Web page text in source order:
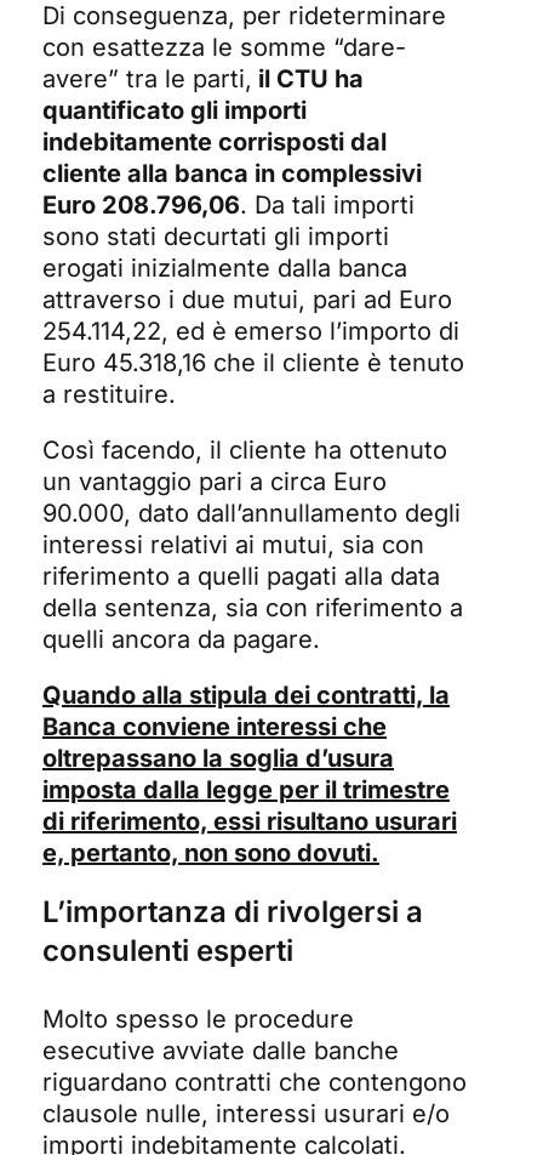
Di conseguenza, per rideterminare
con esattezza le somme “dare-
avere” tra le parti, il CTU ha
quantificato gli importi
indebitamente corrisposti dal
cliente alla banca in complessivi
Euro 208.796,06. Da tali importi
sono stati decurtati gli importi
erogati inizialmente dalla banca
attraverso i due mutui, pari ad Euro
254.114,22, ed è emerso l’importo di
Euro 45.318,16 che il cliente è tenuto
a restituire.
Così facendo, il cliente ha ottenuto
un vantaggio pari a circa Euro
90.000, dato dall’annullamento degli
interessi relativi ai mutui, sia con
riferimento a quelli pagati alla data
della sentenza, sia con riferimento a
quelli ancora da pagare.
Quando alla stipula dei contratti, la
Banca conviene interessi che
oltrepassano la soglia d’usura
imposta dalla legge per il trimestre
di riferimento, essi risultano usurari
e, pertanto, non sono dovuti.
L’importanza di rivolgersi a
consulenti esperti
Molto spesso le procedure
esecutive avviate dalle banche
riguardano contratti che contengono
clausole nulle, interessi usurari e/o
importi indebitamente calcolati.